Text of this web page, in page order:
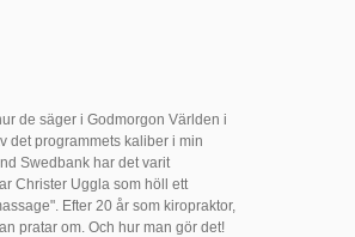
de säger i Godmorgon Världen i
det programmets kaliber i min
Swedbank har det varit
Christer Uggla som höll ett
Efter 20 år som kiropraktor,
pratar om. Och hur man gör det!